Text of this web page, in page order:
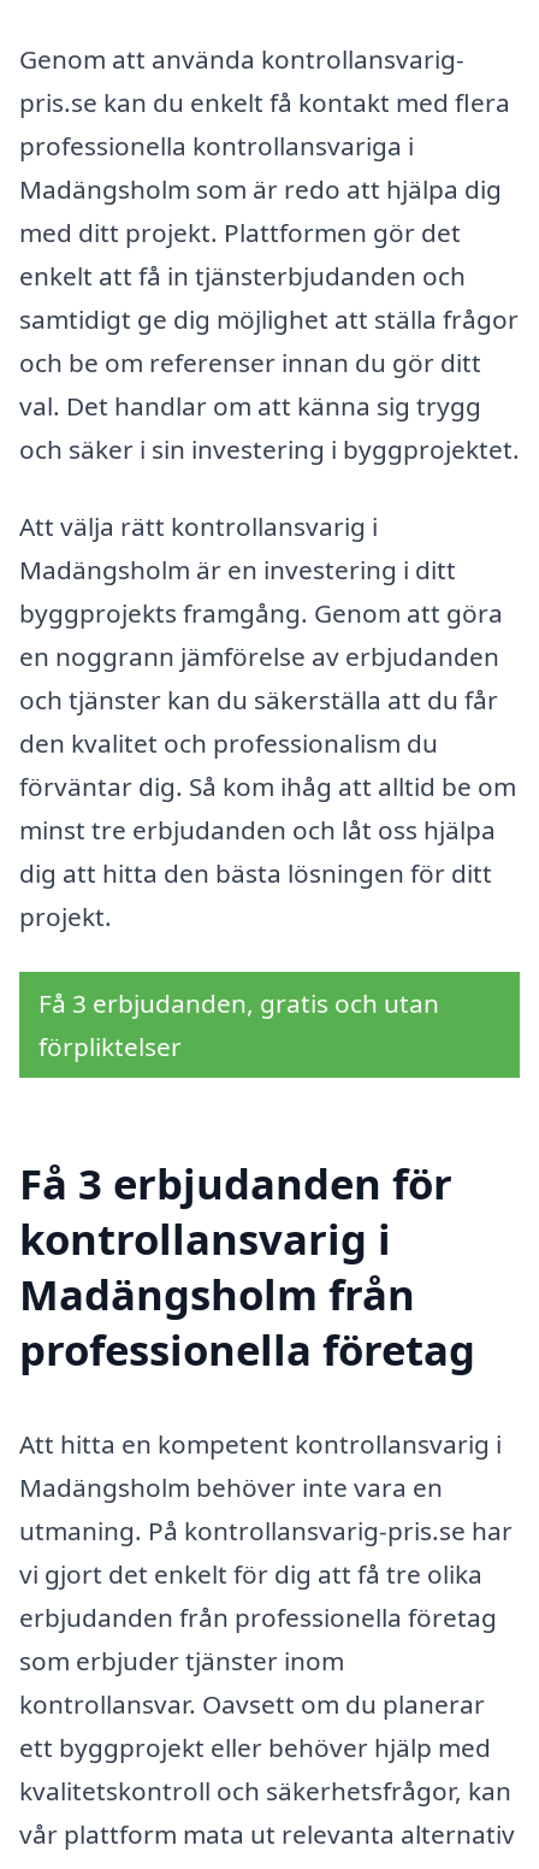
Genom att använda kontrollansvarig-
pris.se kan du enkelt få kontakt med flera
professionella kontrollansvariga i
Madängsholm som är redo att hjälpa dig
med ditt projekt. Plattformen gör det
enkelt att få in tjänsterbjudanden och
samtidigt ge dig möjlighet att ställa frågor
och be om referenser innan du gör ditt
val. Det handlar om att känna sig trygg
och säker i sin investering i byggprojektet.
Att välja rätt kontrollansvarig i
Madängsholm är en investering i ditt
byggprojekts framgång. Genom att göra
en noggrann jämförelse av erbjudanden
och tjänster kan du säkerställa att du får
den kvalitet och professionalism du
förväntar dig. Så kom ihåg att alltid be om
minst tre erbjudanden och låt oss hjälpa
dig att hitta den bästa lösningen för ditt
projekt.
Få 3 erbjudanden, gratis och utan
förpliktelser
Få 3 erbjudanden för
kontrollansvarig i
Madängsholm från
professionella företag
Att hitta en kompetent kontrollansvarig i
Madängsholm behöver inte vara en
utmaning. På kontrollansvarig-pris.se har
vi gjort det enkelt för dig att få tre olika
erbjudanden från professionella företag
som erbjuder tjänster inom
kontrollansvar. Oavsett om du planerar
ett byggprojekt eller behöver hjälp med
kvalitetskontroll och säkerhetsfrågor, kan
vår plattform mata ut relevanta alternativ